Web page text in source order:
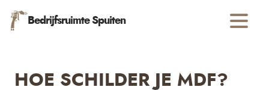
Bedrijfsruimte Spuiten
HOE SCHILDER JE MDF?